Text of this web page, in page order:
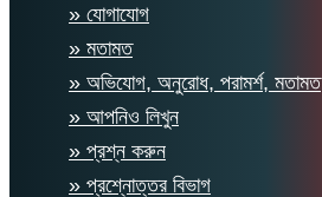
» যোগাযোগ
» মতামত
» অভিযোগ, অনুরোধ, পরামর্শ, মতামত
» আপনিও লিখুন
» প্রশ্ন করুন
» প্রশ্নোত্তর বিভাগ